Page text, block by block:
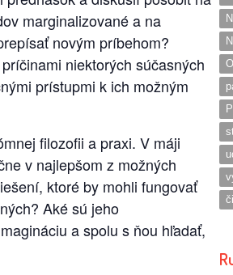
marginalizované a na
novým príbehom?
niektorých súčasných
prístupmi k ich možným
filozofii a praxi. V máji
v najlepšom z možných
ktoré by mohli fungovať
Aké sú jeho
a spolu s ňou hľadať,